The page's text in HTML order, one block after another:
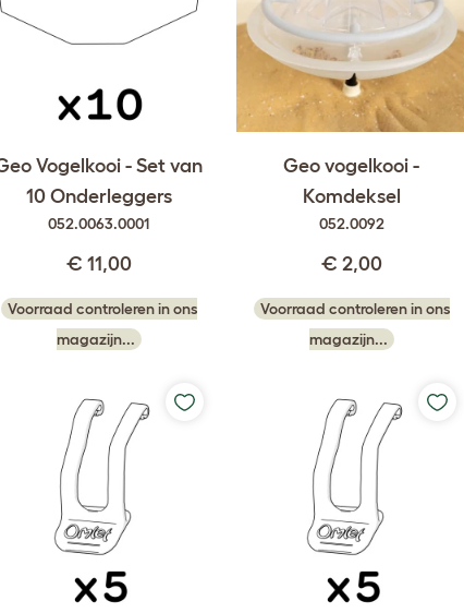
Vogelkooi - Set van
10 Onderleggers
052.0063.0001
€ 11,00
Voorraad controleren in ons
magazijn...
Geo vogelkooi -
Komdeksel
052.0092
€ 2,00
Voorraad controleren in ons
magazijn...